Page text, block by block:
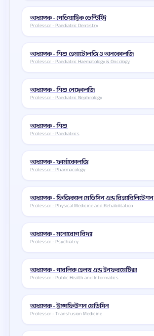
অধ্যাপক - পেডিয়াট্রিক ডেন্টিস্ট্রি
Professor - Paediatric Dentistry
অধ্যাপক - শিশু হেমাটোলজি ও অনকোলজি
Professor - Paediatric Haematology & Oncology
অধ্যাপক - শিশু নেফ্রোলজি
Professor - Paediatric Nephrology
অধ্যাপক - শিশু
Professor - Paediatrics
অধ্যাপক - ফার্মাকোলজি
Professor - Pharmacology
অধ্যাপক - ফিজিক্যাল মেডিসিন এন্ড রিহ্যাবিলিটেশন
Professor - Physical Medicine and Rehabilitation
অধ্যাপক - মনোরোগ বিদ্যা
Professor - Psychiatry
অধ্যাপক - পাবলিক হেলথ এন্ড ইনফরমেটিক্স
Professor - Public Health and Informatics
অধ্যাপক - ট্রান্সফিউশন মেডিসিন
Professor - Transfusion Medicine